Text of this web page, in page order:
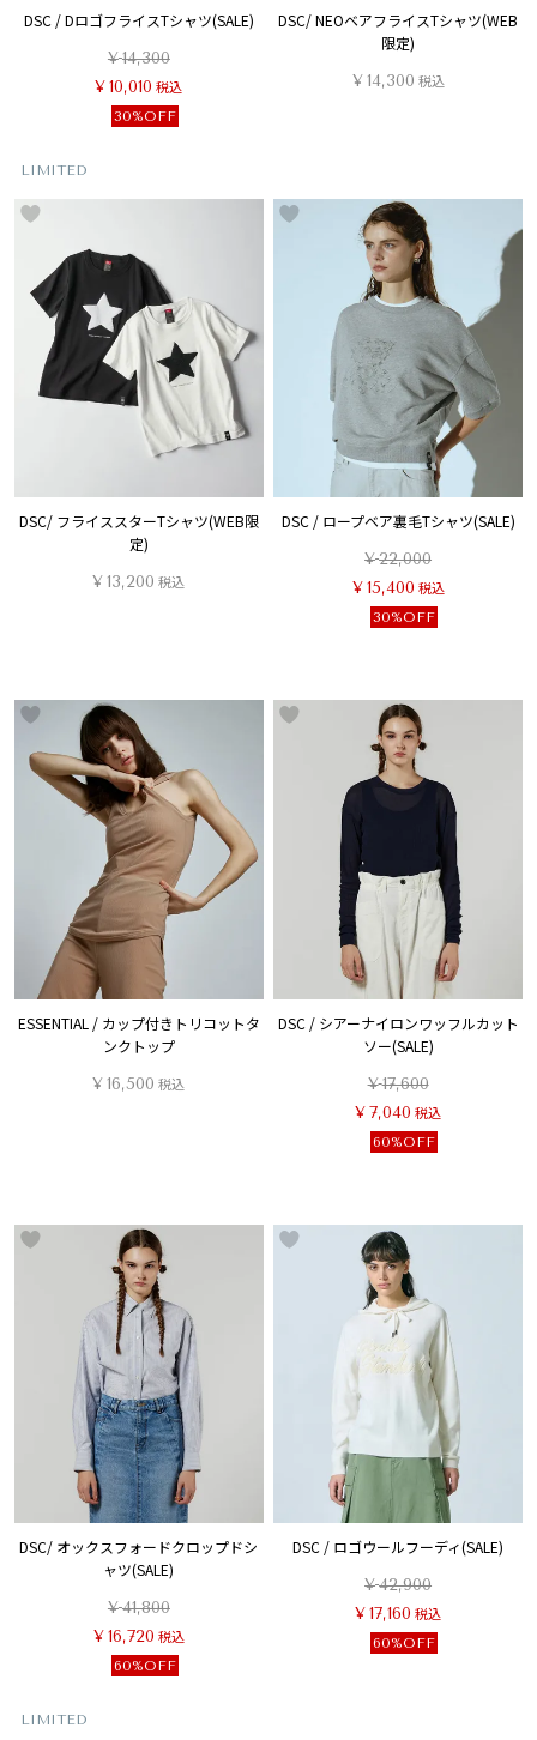
DSC / DロゴフライスTシャツ(SALE)
¥14,300
¥ 10,010 税込
30%OFF
DSC/ NEOベアフライスTシャツ(WEB
限定)
¥ 14,300 税込
LIMITED
DSC/ フライススターTシャツ(WEB限
定)
¥ 13,200 税込
DSC / ロープベア裏毛Tシャツ(SALE)
¥22,000
¥ 15,400 税込
30%OFF
ESSENTIAL / カップ付きトリコットタ
ンクトップ
¥ 16,500 税込
DSC / シアーナイロンワッフルカット
ソー(SALE)
¥17,600
¥7,040 税込
60%OFF
DSC/ オックスフォードクロップドシ
ャツ(SALE)
¥41,800
¥16,720 税込
60%OFF
DSC / ロゴウールフーディ(SALE)
¥42,900
¥17,160 税込
60%OFF
LIMITED